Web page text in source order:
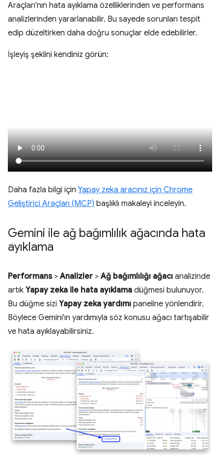
Araçları'nın hata ayıklama özelliklerinden ve performans
analizlerinden yararlanabilir. Bu sayede sorunları tespit
edip düzeltirken daha doğru sonuçlar elde edebilirler.
İşleyiş şeklini kendiniz görün:
Daha fazla bilgi için Yapay zeka aracınız için Chrome
Geliştirici Araçları (MCP) başlıklı makaleyi inceleyin.
Gemini ile ağ bağımlılık ağacında hata
ayıklama
Performans>Analizler >Ağ bağımlılığı ağacı analizinde
artık Yapay zeka ile hata ayıklama düğmesi bulunuyor.
Bu düğme sizi Yapay zeka yardımı paneline yönlendirir.
Böylece Gemini'ın yardımıyla söz konusu ağacı tartışabilir
ve hata ayıklayabilirsiniz.